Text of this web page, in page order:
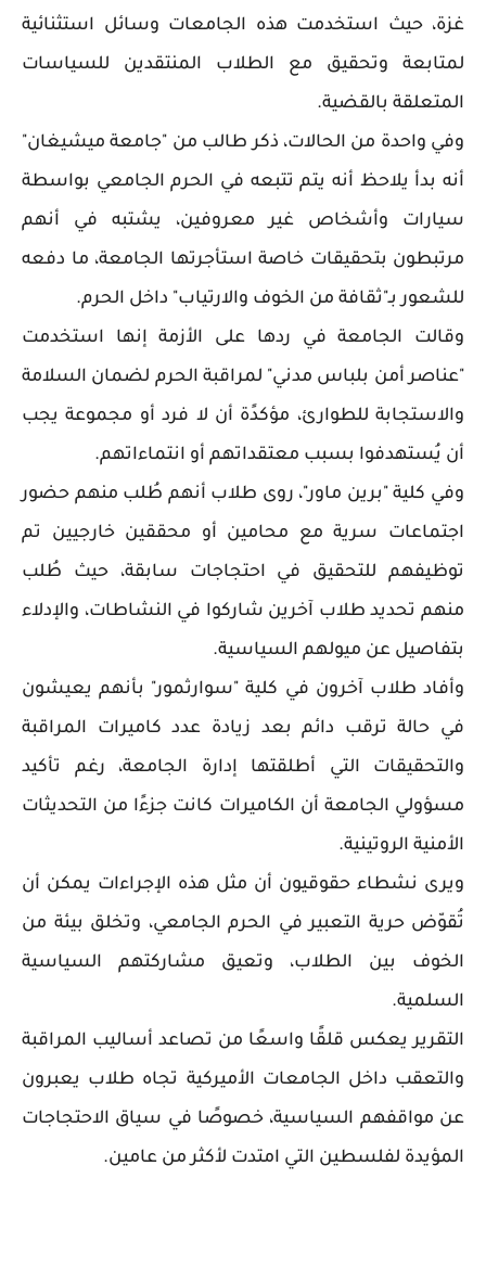
غزة، حيث استخدمت هذه الجامعات وسائل استثنائية
لمتابعة وتحقيق مع الطلاب المنتقدين للسياسات
المتعلقة بالقضية.
وفي واحدة من الحالات، ذكر طالب من "جامعة ميشيغان"
أنه بدأ يلاحظ أنه يتم تتبعه في الحرم الجامعي بواسطة
سيارات وأشخاص غير معروفين، يشتبه في أنهم
مرتبطون بتحقيقات خاصة استأجرتها الجامعة، ما دفعه
للشعور بـ"ثقافة من الخوف والارتياب" داخل الحرم.
وقالت الجامعة في ردها على الأزمة إنها استخدمت
"عناصر أمن بلباس مدني" لمراقبة الحرم لضمان السلامة
والاستجابة للطوارئ، مؤكدًة أن لا فرد أو مجموعة يجب
أن يُستهدفوا بسبب معتقداتهم أو انتماءاتهم.
وفي كلية "برين ماور"، روى طلاب أنهم طُلب منهم حضور
اجتماعات سرية مع محامين أو محققين خارجيين تم
توظيفهم للتحقيق في احتجاجات سابقة، حيث طُلب
منهم تحديد طلاب آخرين شاركوا في النشاطات، والإدلاء
بتفاصيل عن ميولهم السياسية.
وأفاد طلاب آخرون في كلية "سوارثمور" بأنهم يعيشون
في حالة ترقب دائم بعد زيادة عدد كاميرات المراقبة
والتحقيقات التي أطلقتها إدارة الجامعة، رغم تأكيد
مسؤولي الجامعة أن الكاميرات كانت جزءًا من التحديثات
الأمنية الروتينية.
ويرى نشطاء حقوقيون أن مثل هذه الإجراءات يمكن أن
تُقوّض حرية التعبير في الحرم الجامعي، وتخلق بيئة من
الخوف بين الطلاب، وتعيق مشاركتهم السياسية
السلمية.
التقرير يعكس قلقًا واسعًا من تصاعد أساليب المراقبة
والتعقب داخل الجامعات الأميركية تجاه طلاب يعبرون
عن مواقفهم السياسية، خصوصًا في سياق الاحتجاجات
المؤيدة لفلسطين التي امتدت لأكثر من عامين.